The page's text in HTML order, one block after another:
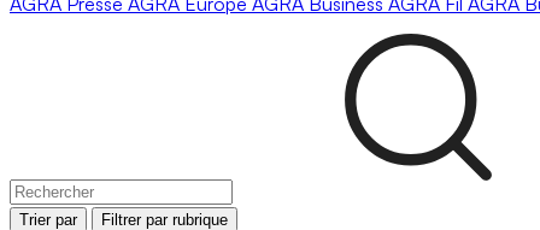
Trier par Filtrer par rubrique